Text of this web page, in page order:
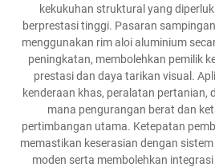
kekukuhan struktural yang
berprestasi tinggi. Pasaran
menggunakan rim aloi aluminium
peningkatan, membolehkan pemilik
prestasi dan daya tarikan visual.
kenderaan khas, peralatan pertanian,
mana pengurangan berat dan
pertimbangan utama. Ketepatan
memastikan keserasian dengan
moden serta membolehkan